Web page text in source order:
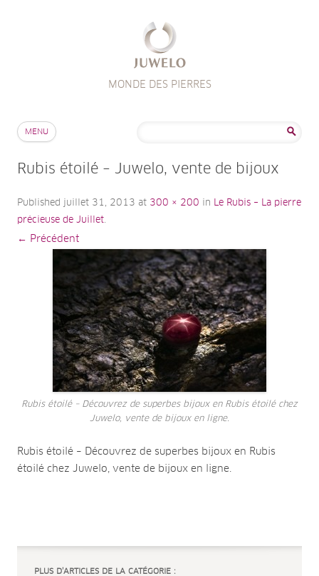
MONDE DES PIERRES
MENU
Rubis étoilé – Juwelo, vente de bijoux
Published juillet 31, 2013 at 300 × 200 in Le Rubis – La pierre
précieuse de Juillet.
← Précédent
Rubis étoilé – Découvrez de superbes bijoux en Rubis étoilé chez
Juwelo, vente de bijoux en ligne.
Rubis étoilé – Découvrez de superbes bijoux en Rubis
étoilé chez Juwelo, vente de bijoux en ligne.
PLUS D’ARTICLES DE LA CATÉGORIE :